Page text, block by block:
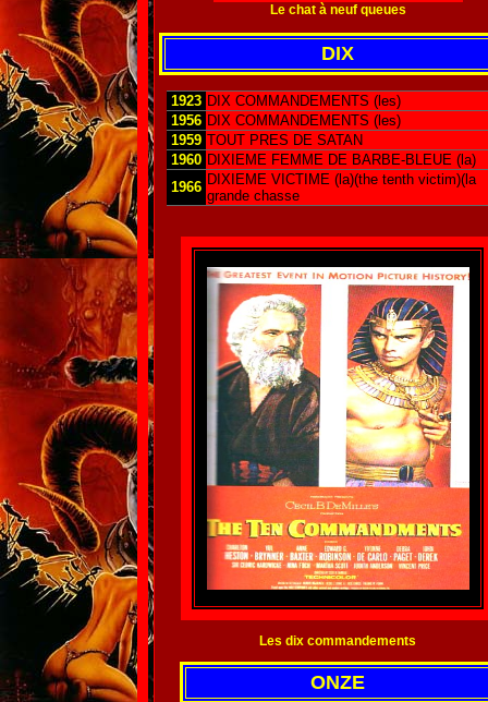
Le chat à neuf queues
DIX
1923 DIX COMMANDEMENTS (les)
1956 DIX COMMANDEMENTS (les)
1959 TOUT PRES DE SATAN
1960 DIXIEME FEMME DE BARBE-BLEUE (la)
1966 DIXIEME VICTIME (la)(the tenth victim)(la
grande chasse
Les dix commandements
ONZE